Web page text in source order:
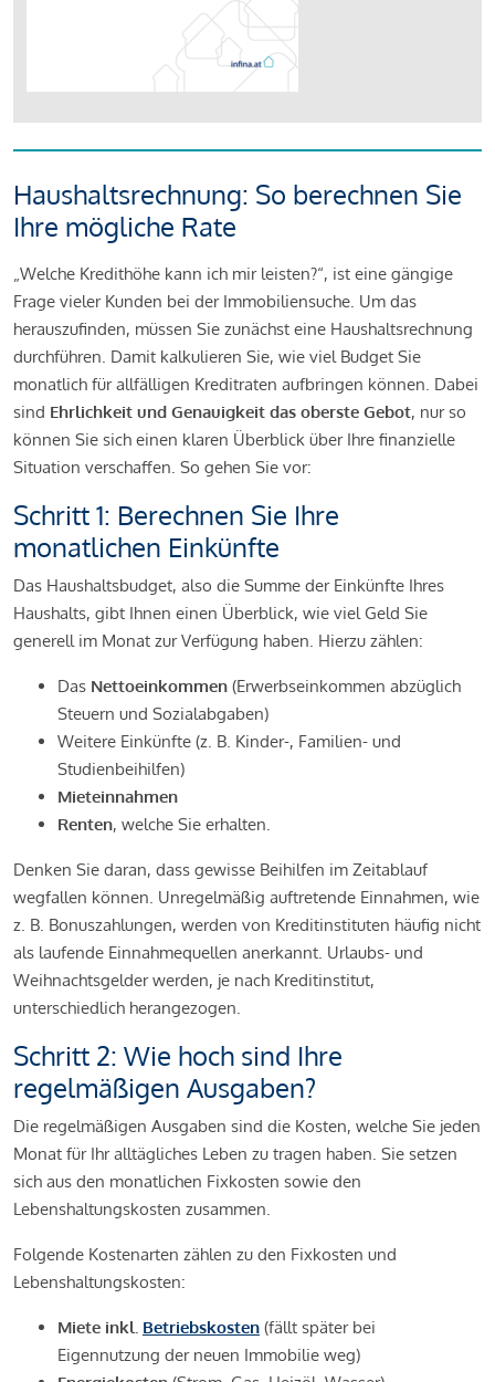
Haushaltsrechnung: So berechnen Sie
Ihre mögliche Rate
„Welche Kredithöhe kann ich mir leisten?“, ist eine gängige
Frage vieler Kunden bei der Immobiliensuche. Um das
herauszufinden, müssen Sie zunächst eine Haushaltsrechnung
durchführen. Damit kalkulieren Sie, wie viel Budget Sie
monatlich für allfälligen Kreditraten aufbringen können. Dabei
sind Ehrlichkeit und Genauigkeit das oberste Gebot, nur so
können Sie sich einen klaren Überblick über Ihre finanzielle
Situation verschaffen. So gehen Sie vor:
Schritt 1: Berechnen Sie Ihre
monatlichen Einkünfte
Das Haushaltsbudget, also die Summe der Einkünfte Ihres
Haushalts, gibt Ihnen einen Überblick, wie viel Geld Sie
generell im Monat zur Verfügung haben. Hierzu zählen:
Das Nettoeinkommen (Erwerbseinkommen abzüglich
Steuern und Sozialabgaben)
Weitere Einkünfte (z. B. Kinder-, Familien- und
Studienbeihilfen)
Mieteinnahmen
Renten, welche Sie erhalten.
Denken Sie daran, dass gewisse Beihilfen im Zeitablauf
wegfallen können. Unregelmäßig auftretende Einnahmen, wie
z. B. Bonuszahlungen, werden von Kreditinstituten häufig nicht
als laufende Einnahmequellen anerkannt. Urlaubs- und
Weihnachtsgelder werden, je nach Kreditinstitut,
unterschiedlich herangezogen.
Schritt 2: Wie hoch sind Ihre
regelmäßigen Ausgaben?
Die regelmäßigen Ausgaben sind die Kosten, welche Sie jeden
Monat für Ihr alltägliches Leben zu tragen haben. Sie setzen
sich aus den monatlichen Fixkosten sowie den
Lebenshaltungskosten zusammen.
Folgende Kostenarten zählen zu den Fixkosten und
Lebenshaltungskosten:
Miete inkl. Betriebskosten (fällt später bei
Eigennutzung der neuen Immobilie weg)